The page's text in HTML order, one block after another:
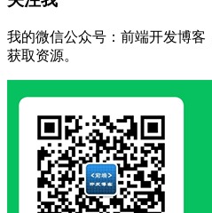
我的微信公众号：前端开发博客
获取资源。